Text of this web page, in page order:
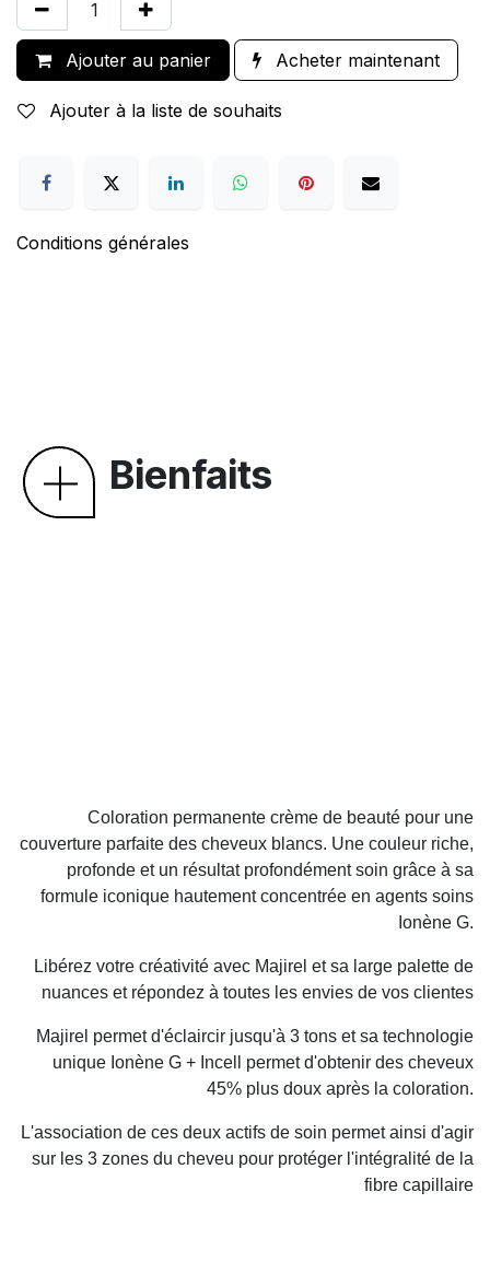
Ajouter au panier Acheter maintenant
Ajouter à la liste de souhaits
Conditions générales
Bienfaits
Coloration permanente crème de beauté pour une
couverture parfaite des cheveux blancs. Une couleur riche,
profonde et un résultat profondément soin grâce à sa
formule iconique hautement concentrée en agents soins
Ionène G.
Libérez votre créativité avec Majirel et sa large palette de
nuances et répondez à toutes les envies de vos clientes
Majirel permet d'éclaircir jusqu'à 3 tons et sa technologie
unique Ionène G + Incell permet d'obtenir des cheveux
45% plus doux après la coloration.
L'association de ces deux actifs de soin permet ainsi d'agir
sur les 3 zones du cheveu pour protéger l'intégralité de la
fibre capillaire